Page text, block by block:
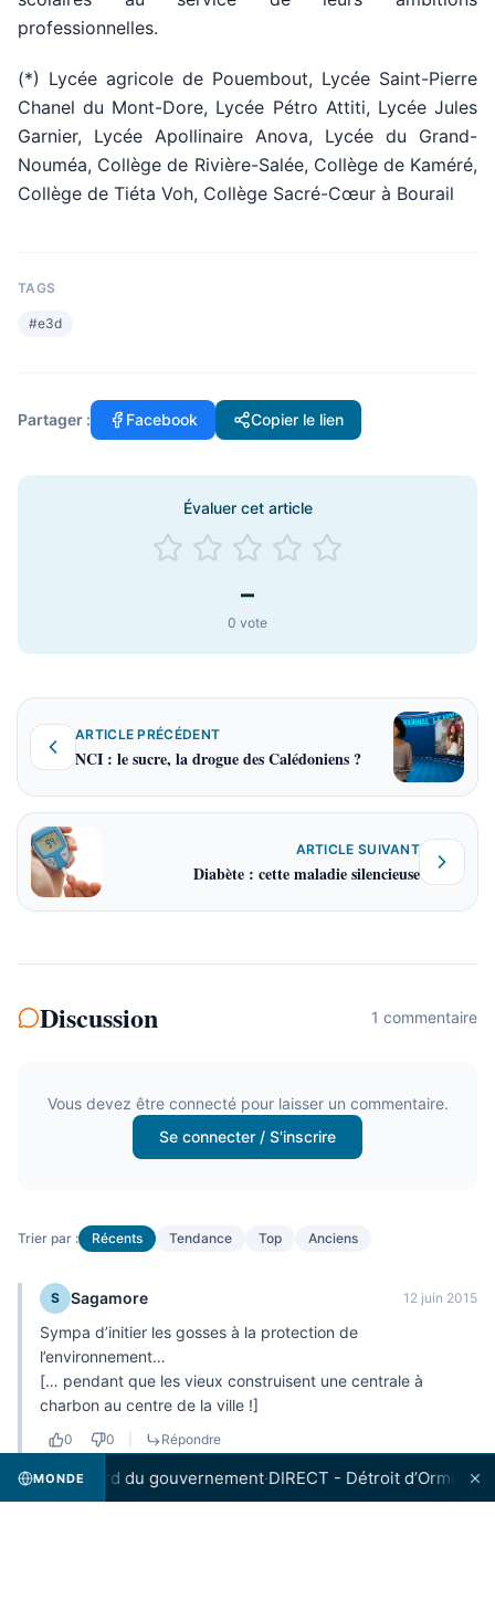
professionnelles.
(*) Lycée agricole de Pouembout, Lycée Saint-Pierre
Chanel du Mont-Dore, Lycée Pétro Attiti, Lycée Jules
Garnier, Lycée Apollinaire Anova, Lycée du Grand-
Nouméa, Collège de Rivière-Salée, Collège de Kaméré,
Collège de Tiéta Voh, Collège Sacré-Cœur à Bourail
TAGS
#e3d
Partager : Facebook Copier le lien
Évaluer cet article
–
0 vote
ARTICLE PRÉCÉDENT
NCI : le sucre, la drogue des Calédoniens ?
ARTICLE SUIVANT
Diabète : cette maladie silencieuse
Discussion 1 commentaire
Vous devez être connecté pour laisser un commentaire.
Se connecter / S'inscrire
Trier par : Récents Tendance Top Anciens
S Sagamore 12 juin 2015
Sympa d’initier les gosses à la protection de
l’environnement…
[… pendant que les vieux construisent une centrale à
charbon au centre de la ville !]
0 0 Répondre
MONDE
l'accord du gouvernement·DIRECT - Détroit d’Ormuz: